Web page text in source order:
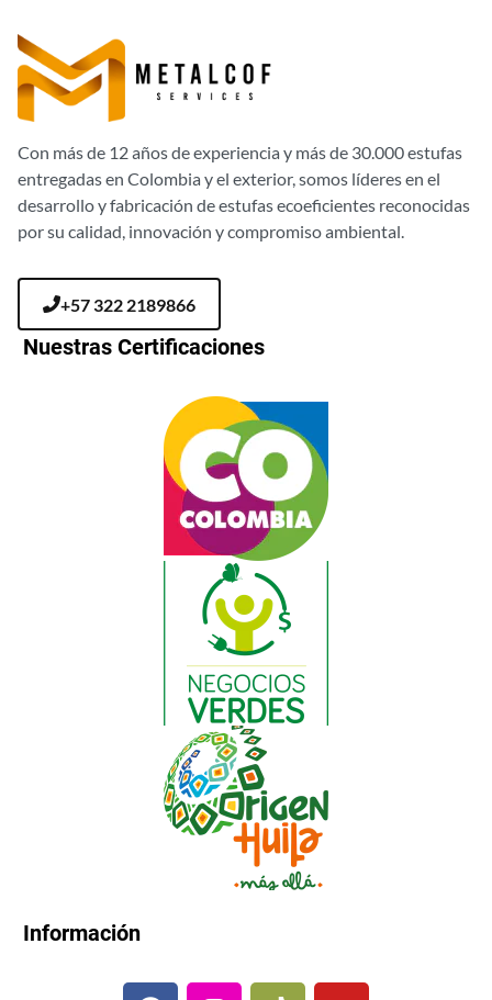
Con más de 12 años de experiencia y más de 30.000 estufas
entregadas en Colombia y el exterior, somos líderes en el
desarrollo y fabricación de estufas ecoeficientes reconocidas
por su calidad, innovación y compromiso ambiental.
+57 322 2189866
Nuestras Certificaciones
Información